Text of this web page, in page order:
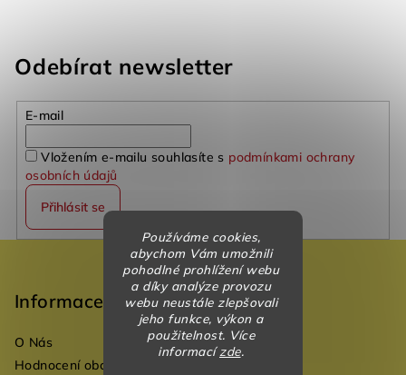
Používáme cookies,
abychom Vám umožnili
pohodlné prohlížení webu
a díky analýze provozu
webu neustále zlepšovali
jeho funkce, výkon a
použitelnost. Více
informacízde.
Odebírat newsletter
E-mail
Vložením e-mailu souhlasíte s podmínkami ochrany
osobních údajů
Přihlásit se
Informace
O Nás
Hodnocení obchodu